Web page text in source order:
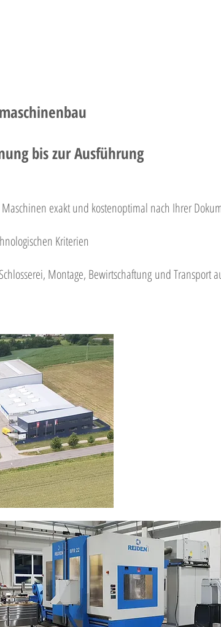
bis zur Ausführung
exakt und kostenoptimal nach Ihrer
Kriterien
Montage, Bewirtschaftung und Transport